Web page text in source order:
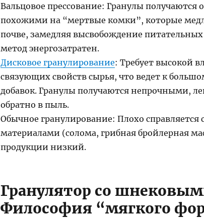
Вальцовое прессование: Гранулы получаются
похожими на “мертвые комки”, которые
почве, замедляя высвобождение
метод энергозатратен.
Дисковое гранулирование: Требует высокой
связующих свойств сырья, что ведет к
добавок. Гранулы получаются непрочными,
обратно в пыль.
Обычное гранулирование: Плохо
материалами (солома, грибная бройлерная
продукции низкий.
Гранулятор со
Философия “мягкого